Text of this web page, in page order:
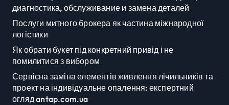
диагностика, обслуживание и замена деталей
Послуги митного брокера як частина міжнародної
логістики
Як обрати букет під конкретний привід і не
помилитися з вибором
Сервісна заміна елементів живлення лічильників та
проект на індивідуальне опалення: експертний
огляд antap.com.ua